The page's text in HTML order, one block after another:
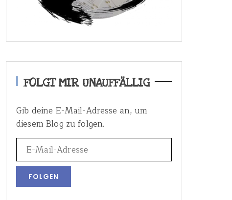
FOLGT MIR UNAUFFÄLLIG
Gib deine E-Mail-Adresse an, um
diesem Blog zu folgen.